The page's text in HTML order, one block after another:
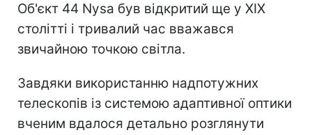
Об'єкт 44 Nysa був відкритий ще у XIX
столітті і тривалий час вважався
звичайною точкою світла.
Завдяки використанню надпотужних
телескопів із системою адаптивної оптики
вченим вдалося детально розглянути